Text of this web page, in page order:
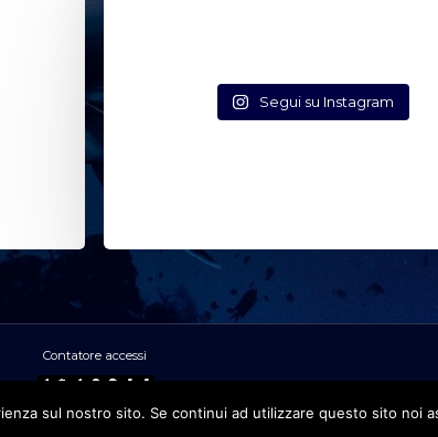
Segui su Instagram
Contatore accessi
ROMA - P.IVA 01872961006 -Privacy policy-Credits
sul nostro sito. Se continui ad utilizzare questo sito noi